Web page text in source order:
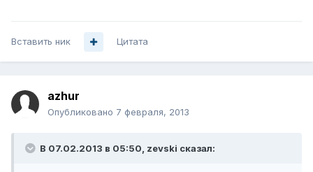
Вставить ник Цитата
azhur
Опубликовано 7 февраля, 2013
В 07.02.2013 в 05:50, zevski сказал: